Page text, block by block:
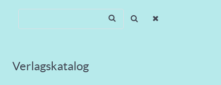
Verlagskatalog